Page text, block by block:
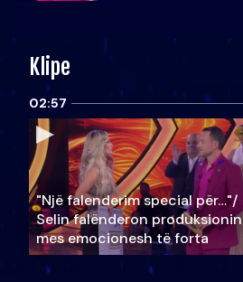
Klipe
02:57
"Një falenderim special për…"/
Selin falënderon produksionin
mes emocionesh të forta